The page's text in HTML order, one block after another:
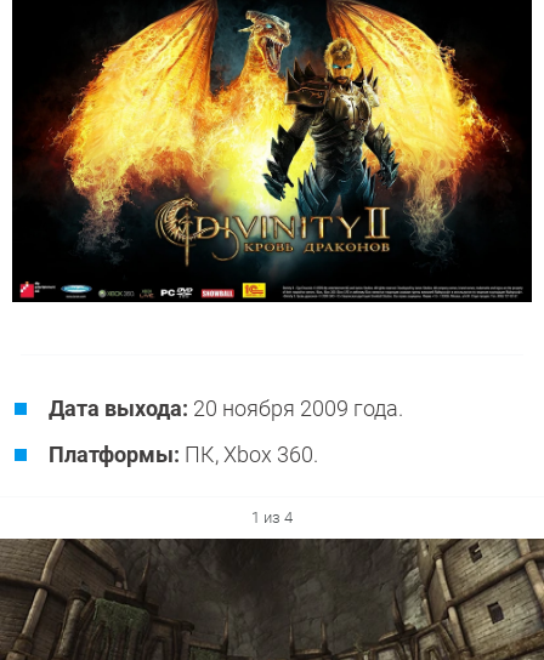
Дата выхода: 20 ноября 2009 года.
Платформы: ПК, Xbox 360.
1 из 4